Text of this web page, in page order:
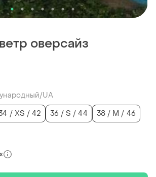
оверсайз
UA
/ XS / 42 36 / S / 44
38 / M / 46